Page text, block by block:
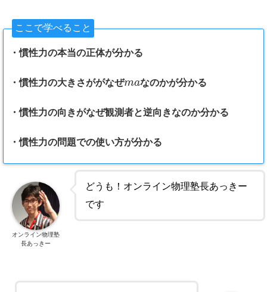
ここで学べること
・慣性力の本当の正体が分かる
・慣性力の大きさががなぜmaなのかが分かる
・慣性力の向きがなぜ観測者と逆向きなのか分かる
・慣性力の問題での使い方が分かる
どうも！オンライン物理塾長あっきー
です
オンライン物理塾
長あっきー